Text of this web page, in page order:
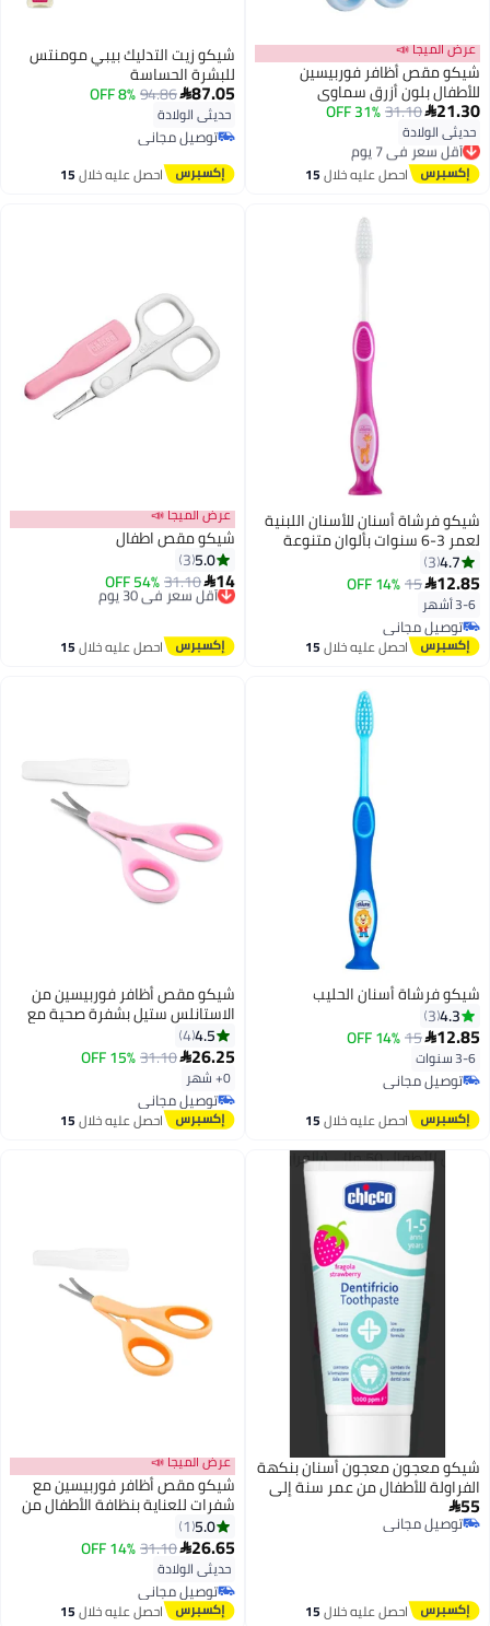
عرض الميجا 📣
شيكو مقص أظافر فوربيسين
للأطفال بلون أزرق سماوي
21.30
31.10
31% OFF
حديثي الولادة
أقل سعر في 7 يوم
توصيل مجاني
أقل سعر في 7 يوماحصل عليه خلال15
اغسطس
شيكو زيت التدليك بيبي مومنتس
للبشرة الحساسة
87.05
94.86
8% OFF
حديثي الولادة
توصيل مجاني
توصيل مجاني
احصل عليه خلال15
اغسطس
شيكو فرشاة أسنان للأسنان اللبنية
لعمر 3-6 سنوات بألوان متنوعة
وردية/بنفسجية
4.7
3
12.85
15
14% OFF
3-6 أشهر
توصيل مجاني
توصيل مجانياحصل عليه خلال15
عرض الميجا 📣
شيكو مقص اطفال
5.0
3
14
31.10
54% OFF
أقل سعر في 30 يوم
توصيل مجاني
احصل عليه خلال15
شيكو فرشاة أسنان الحليب
4.3
3
12.85
15
14% OFF
3-6 سنوات
توصيل مجاني
توصيل مجاني
احصل عليه خلال15
شيكو مقص أظافر فوربيسين من
الاستانلس ستيل بشفرة صحية مع
غطاء للسلامة للأطفال
4.5
4
26.25
31.10
15% OFF
0+ شهر
توصيل مجاني
توصيل مجانياحصل عليه خلال15
شيكو معجون معجون أسنان بنكهة
الفراولة للأطفال من عمر سنة إلى
55
توصيل مجاني
توصيل مجاني
احصل عليه خلال15
عرض الميجا 📣
شيكو مقص أظافر فوربيسين مع
شفرات للعناية بنظافة الأطفال من
الستانلس ستيل مع غطاء لسلامة
الأطفال
5.0
1
26.65
31.10
14% OFF
حديثي الولادة
توصيل مجاني
توصيل مجانياحصل عليه خلال15